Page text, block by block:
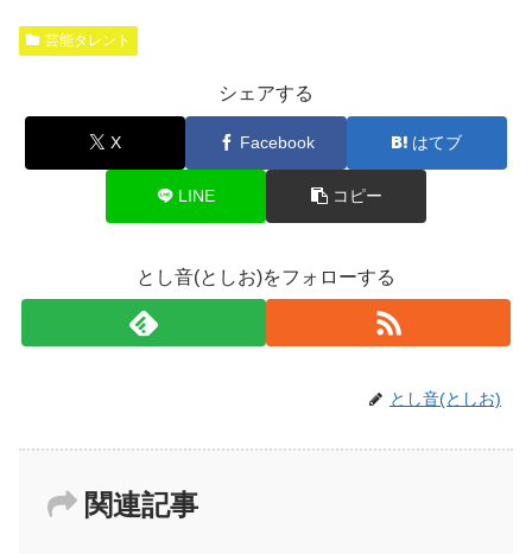
芸能タレント
シェアする
X Facebook はてブ
LINE コピー
とし音(としお)をフォローする
とし音(としお)
関連記事